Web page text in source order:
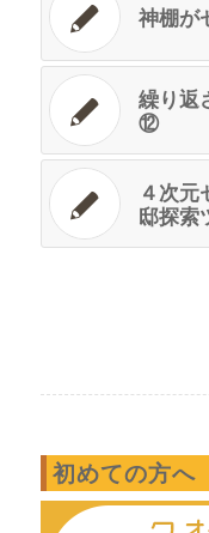
神棚が
繰り返
⑫
４次
邸探
初めての方へ